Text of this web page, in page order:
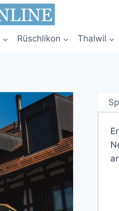
Rüschlikon Thalwil